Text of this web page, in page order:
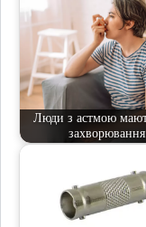
Люди з астмою